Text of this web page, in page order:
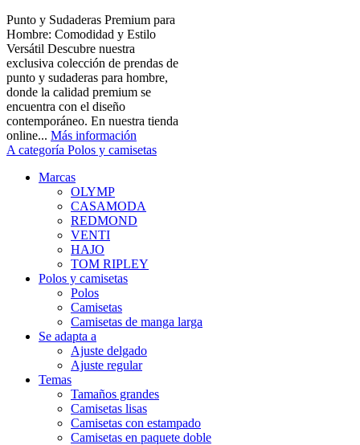
Punto y Sudaderas Premium para
Hombre: Comodidad y Estilo
Versátil Descubre nuestra
exclusiva colección de prendas de
punto y sudaderas para hombre,
donde la calidad premium se
encuentra con el diseño
contemporáneo. En nuestra tienda
online... Más información
A categoría Polos y camisetas
Marcas
OLYMP
CASAMODA
REDMOND
VENTI
HAJO
TOM RIPLEY
Polos y camisetas
Polos
Camisetas
Camisetas de manga larga
Se adapta a
Ajuste delgado
Ajuste regular
Temas
Tamaños grandes
Camisetas lisas
Camisetas con estampado
Camisetas en paquete doble